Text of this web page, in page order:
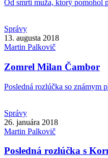
Od smrti muža, ktorý pomohol
Správy
13. augusta 2018
Martin Palkovič
Zomrel Milan Čambor
Posledná rozlúčka so známym
Správy
26. januára 2018
Martin Palkovič
Posledná rozlúčka s